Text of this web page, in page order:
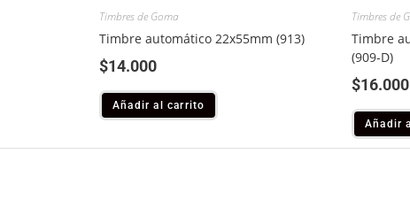
Timbres de Goma
Timbre automático 22x55mm (913)
$14.000
Añadir al carrito
Timbres de
Timbre
(909-D)
$16.000
Añadir